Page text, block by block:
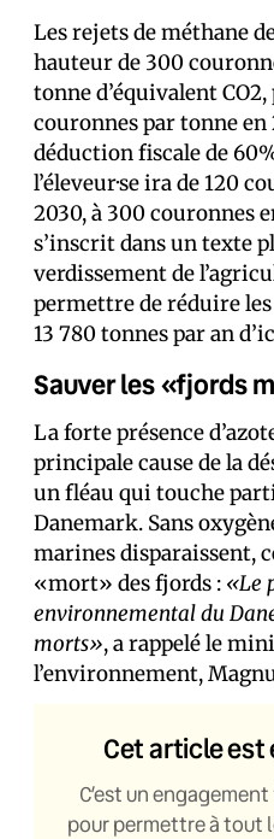
Les rejets de méthane
hauteur de 300
tonne d’équivalent
couronnes par tonne en
déduction fiscale de
l’éleveur·se ira de 120
2030, à 300 couronnes
s’inscrit dans un texte
verdissement de
permettre de réduire les
13 780 tonnes par an
Sauver les «fjords
La forte présence
principale cause de la
un fléau qui touche
Danemark. Sans
marines disparaissent,
«mort» des fjords : «Le
environnemental du
morts», a rappelé le
l’environnement,
Cet article est
C’est un
pour permettre à tout